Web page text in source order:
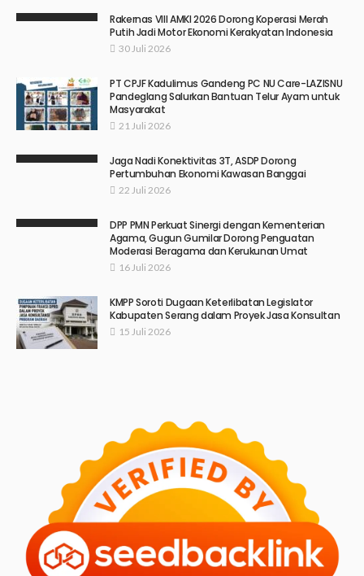
Rakernas VIII AMKI 2026 Dorong Koperasi Merah
Putih Jadi Motor Ekonomi Kerakyatan Indonesia
30 Juli 2026
PT CPJF Kadulimus Gandeng PC NU Care-LAZISNU
Pandeglang Salurkan Bantuan Telur Ayam untuk
Masyarakat
21 Juli 2026
Jaga Nadi Konektivitas 3T, ASDP Dorong
Pertumbuhan Ekonomi Kawasan Banggai
22 Juli 2026
DPP PMN Perkuat Sinergi dengan Kementerian
Agama, Gugun Gumilar Dorong Penguatan
Moderasi Beragama dan Kerukunan Umat
16 Juli 2026
KMPP Soroti Dugaan Keterlibatan Legislator
Kabupaten Serang dalam Proyek Jasa Konsultan
15 Juli 2026